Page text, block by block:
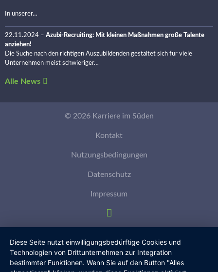
In unserer…
22.11.2024 – Azubi-Recruiting: Mit kleinen Maßnahmen große Talente
anziehen!
Die Suche nach den richtigen Auszubildenden gestaltet sich für viele
Unternehmen meist schwieriger…
Alle News
© 2026 Karriere im Süden
Kontakt
Nutzungsbedingungen
Datenschutz
Impressum
Diese Seite nutzt einwilligungsbedürftige Cookies und
Technologien von Drittunternehmen zur Integration
bestimmter Funktionen. Wenn Sie auf den Button "Alles